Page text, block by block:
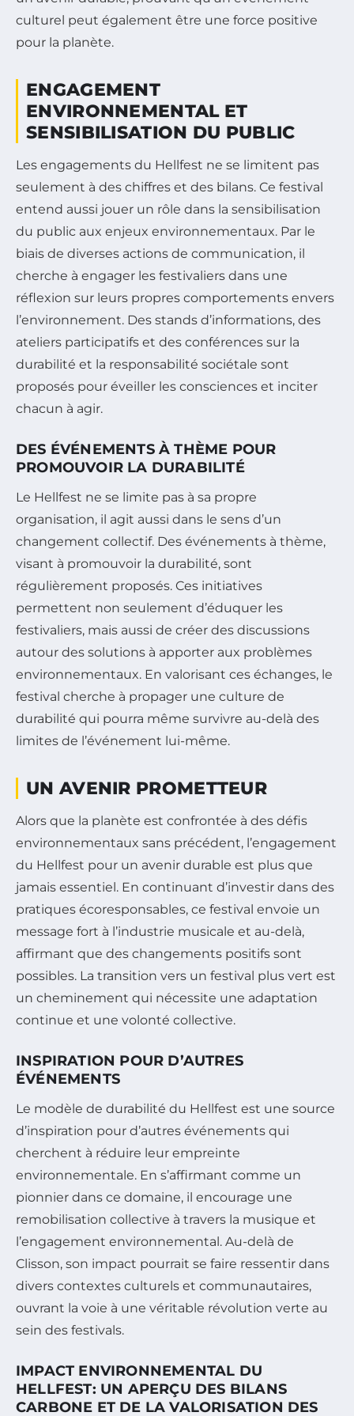
culturel peut également être une force positive
pour la planète.
ENGAGEMENT
ENVIRONNEMENTAL ET
SENSIBILISATION DU PUBLIC
Les engagements du Hellfest ne se limitent pas
seulement à des chiffres et des bilans. Ce festival
entend aussi jouer un rôle dans la sensibilisation
du public aux enjeux environnementaux. Par le
biais de diverses actions de communication, il
cherche à engager les festivaliers dans une
réflexion sur leurs propres comportements envers
l’environnement. Des stands d’informations, des
ateliers participatifs et des conférences sur la
durabilité et la responsabilité sociétale sont
proposés pour éveiller les consciences et inciter
chacun à agir.
DES ÉVÉNEMENTS À THÈME POUR
PROMOUVOIR LA DURABILITÉ
Le Hellfest ne se limite pas à sa propre
organisation, il agit aussi dans le sens d’un
changement collectif. Des événements à thème,
visant à promouvoir la durabilité, sont
régulièrement proposés. Ces initiatives
permettent non seulement d’éduquer les
festivaliers, mais aussi de créer des discussions
autour des solutions à apporter aux problèmes
environnementaux. En valorisant ces échanges, le
festival cherche à propager une culture de
durabilité qui pourra même survivre au-delà des
limites de l’événement lui-même.
UN AVENIR PROMETTEUR
Alors que la planète est confrontée à des défis
environnementaux sans précédent, l’engagement
du Hellfest pour un avenir durable est plus que
jamais essentiel. En continuant d’investir dans des
pratiques écoresponsables, ce festival envoie un
message fort à l’industrie musicale et au-delà,
affirmant que des changements positifs sont
possibles. La transition vers un festival plus vert est
un cheminement qui nécessite une adaptation
continue et une volonté collective.
INSPIRATION POUR D’AUTRES
ÉVÉNEMENTS
Le modèle de durabilité du Hellfest est une source
d’inspiration pour d’autres événements qui
cherchent à réduire leur empreinte
environnementale. En s’affirmant comme un
pionnier dans ce domaine, il encourage une
remobilisation collective à travers la musique et
l’engagement environnemental. Au-delà de
Clisson, son impact pourrait se faire ressentir dans
divers contextes culturels et communautaires,
ouvrant la voie à une véritable révolution verte au
sein des festivals.
IMPACT ENVIRONNEMENTAL DU
HELLFEST: UN APERÇU DES BILANS
CARBONE ET DE LA VALORISATION DES